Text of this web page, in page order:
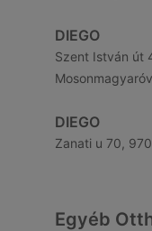
DIEGO
Szent István út
DIEGO
Zanati u 70,
Egyéb